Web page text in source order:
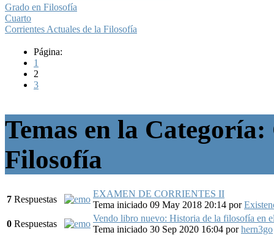
Grado en Filosofía
Cuarto
Corrientes Actuales de la Filosofía
Página:
1
2
3
Temas en la
Filosofía
7 Respuestas
EXAMEN DE CORRIENTES II
Tema iniciado 09 May 2018 20:14 por
0 Respuestas
Vendo libro nuevo: Historia de la filosofía en
Tema iniciado 30 Sep 2020 16:04 porhern3go